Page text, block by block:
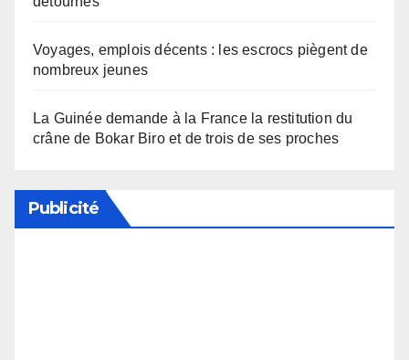
Voyages, emplois décents : les escrocs piègent de
nombreux jeunes
La Guinée demande à la France la restitution du
crâne de Bokar Biro et de trois de ses proches
Publicité